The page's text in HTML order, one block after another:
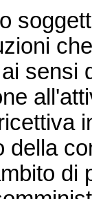
sensi
della
di